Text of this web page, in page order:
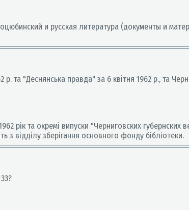
и русская литература (документы и
"Деснянська правда" за 6 квітня 1962 р., та
рік та окремі випуски "Черниговских губернских
з відділу зберігання основного фонду бібліотеки.